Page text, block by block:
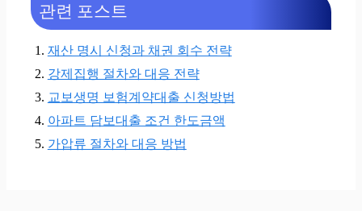
관련 포스트
재산 명시 신청과 채권 회수 전략
강제집행 절차와 대응 전략
교보생명 보험계약대출 신청방법
아파트 담보대출 조건 한도금액
가압류 절차와 대응 방법